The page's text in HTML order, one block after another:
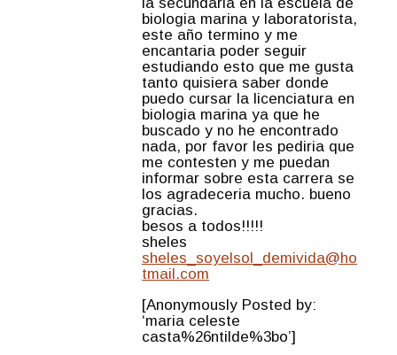
biologia marina y laboratorista,
este año termino y me
encantaria poder seguir
estudiando esto que me gusta
tanto quisiera saber donde
puedo cursar la licenciatura en
biologia marina ya que he
buscado y no he encontrado
nada, por favor les pediria que
me contesten y me puedan
informar sobre esta carrera se
los agradeceria mucho. bueno
gracias.
besos a todos!!!!!
sheles
sheles_soyelsol_demivida@ho
tmail.com
[Anonymously Posted by:
‘maria celeste
casta%26ntilde%3bo’]